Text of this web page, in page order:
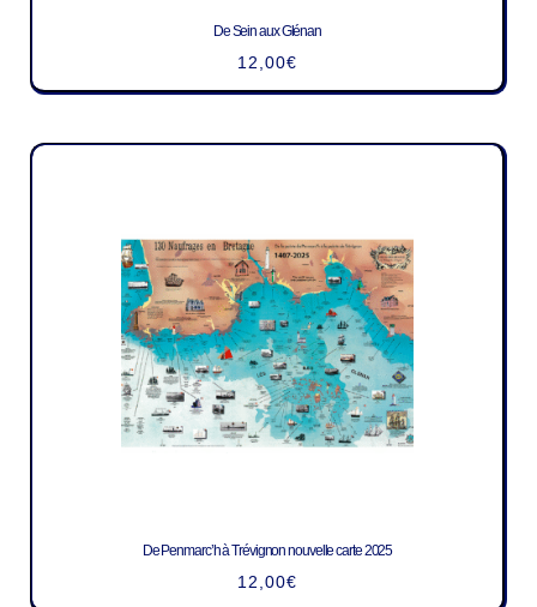
De Sein aux Glénan
12,00€
De Penmarc’h à Trévignon nouvelle carte 2025
12,00€